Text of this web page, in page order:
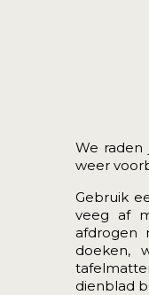
We
weer
Gebruik
veeg af
afdrogen
doeken,
dienblad